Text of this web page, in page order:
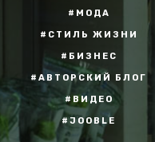
#МОДА
#СТИЛЬ ЖИЗНИ
#БИЗНЕС
#АВТОРСКИЙ БЛОГ
#ВИДЕО
#JOOBLE